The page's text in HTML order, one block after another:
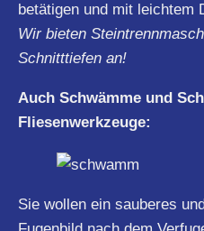
betätigen und mit leichtem
Wir bieten
Schnitttiefen an!
Auch Schwämme und
Fliesenwerkzeuge:
Sie wollen ein sauberes